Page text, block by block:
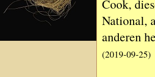
Cook,
National,
anderen
(2019-09-25)